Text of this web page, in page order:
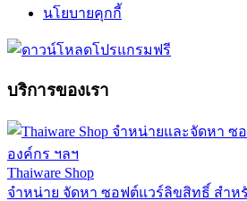
นโยบายคุกกี้
บริการของเรา
Thaiware Shop
จำหน่าย จัดหา ซอฟต์แวร์ลิขสิทธิ์ สำห